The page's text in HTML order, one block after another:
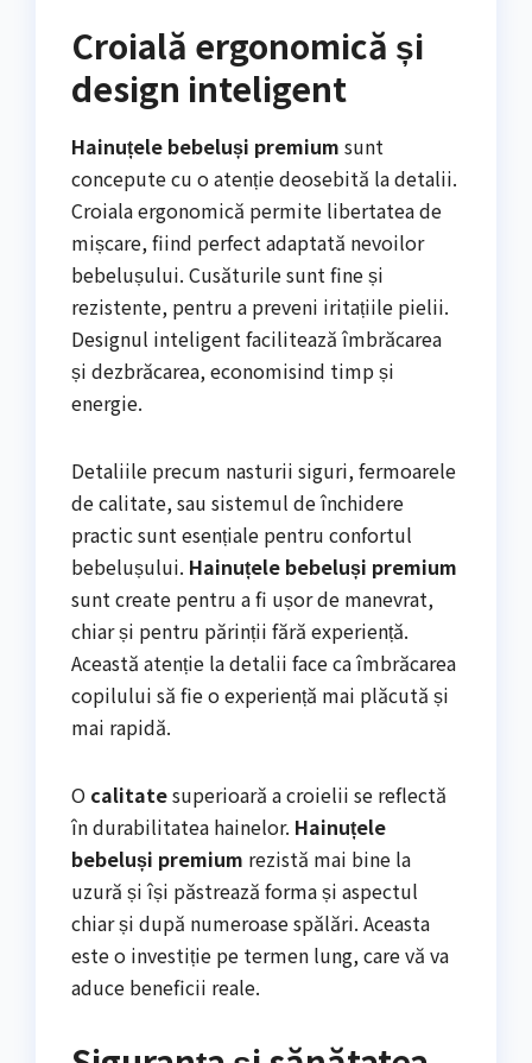
Croială ergonomică și
design inteligent
Hainuțele bebeluși premium sunt
concepute cu o atenție deosebită la detalii.
Croiala ergonomică permite libertatea de
mișcare, fiind perfect adaptată nevoilor
bebelușului. Cusăturile sunt fine și
rezistente, pentru a preveni iritațiile pielii.
Designul inteligent facilitează îmbrăcarea
și dezbrăcarea, economisind timp și
energie.
Detaliile precum nasturii siguri, fermoarele
de calitate, sau sistemul de închidere
practic sunt esențiale pentru confortul
bebelușului. Hainuțele bebeluși premium
sunt create pentru a fi ușor de manevrat,
chiar și pentru părinții fără experiență.
Această atenție la detalii face ca îmbrăcarea
copilului să fie o experiență mai plăcută și
mai rapidă.
O calitatesuperioară a croielii se reflectă
în durabilitatea hainelor. Hainuțele
bebeluși premium rezistă mai bine la
uzură și își păstrează forma și aspectul
chiar și după numeroase spălări. Aceasta
este o investiție pe termen lung, care vă va
aduce beneficii reale.